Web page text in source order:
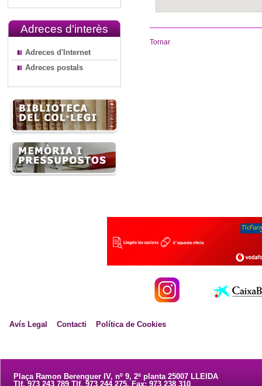
Adreces d'interès
Adreces d'Internet
Adreces postals
Tornar
Avís Legal Contacti Política de Cookies
Plaça Ramon Berenguer IV, nº 9, 2ª planta 25007 LLEIDA
Tlf. 973 243 789 Tlf. 973 244 275. Fax: 973 238 310